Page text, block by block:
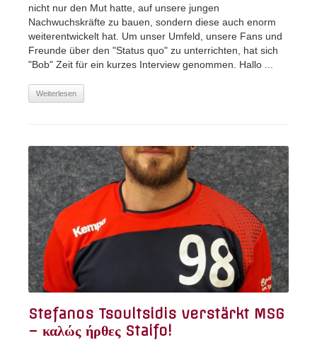
nicht nur den Mut hatte, auf unsere jungen
Nachwuchskräfte zu bauen, sondern diese auch enorm
weiterentwickelt hat. Um unser Umfeld, unsere Fans und
Freunde über den "Status quo" zu unterrichten, hat sich
"Bob" Zeit für ein kurzes Interview genommen. Hallo ...
Weiterlesen
Stefanos Tsoultsidis verstärkt MSG
– καλώς ήρθες Staifo!